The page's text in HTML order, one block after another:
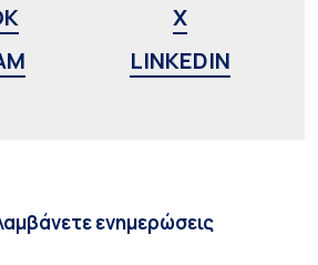
X
LINKEDIN
ενημερώσεις